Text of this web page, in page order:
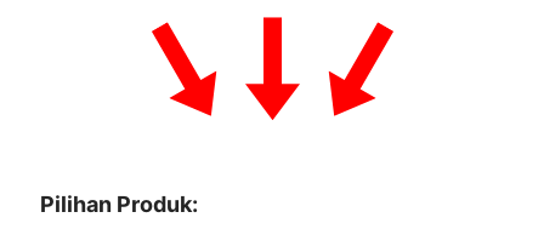
Pilihan Produk: